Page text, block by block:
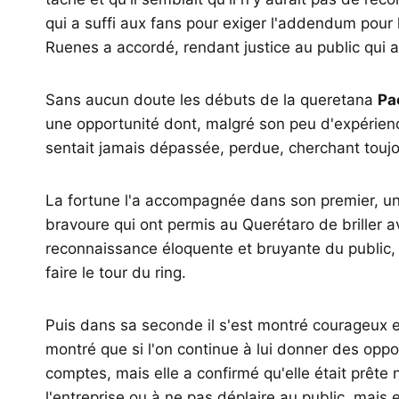
qui a suffi aux fans pour exiger l'addendum
Ruenes a accordé, rendant justice au public qui
Sans aucun doute les débuts de la queretana
une opportunité dont, malgré son peu
sentait jamais dépassée, perdue, cherchant
La fortune l'a accompagnée dans son premier,
bravoure qui ont permis au Querétaro de briller
reconnaissance éloquente et bruyante du
faire le tour du ring.
Puis dans sa seconde il s'est montré
montré que si l'on continue à lui donner des
comptes, mais elle a confirmé qu'elle était prête